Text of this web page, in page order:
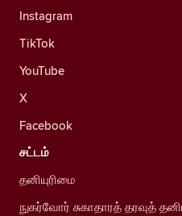
Instagram
TikTok
YouTube
X
Facebook
சட்டம்
தனியுரிமை
நுகர்வோர் சுகாதாரத் தரவுத்